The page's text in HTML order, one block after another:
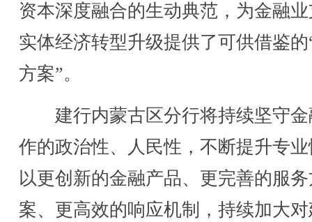
资本深度融合的生动典范，为金融
实体经济转型升级提供了可供借鉴的
方案”。
建行内蒙古区分行将持续坚守金
作的政治性、人民性，不断提升专
以更创新的金融产品、更完善的服
案、更高效的响应机制，持续加大